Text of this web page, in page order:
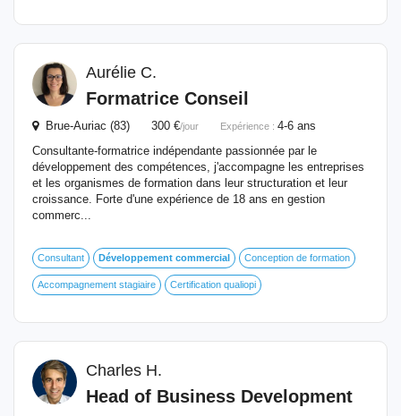
Aurélie C.
Formatrice Conseil
Brue-Auriac (83) 300 €/jour Expérience : 4-6 ans
Consultante-formatrice indépendante passionnée par le
développement des compétences, j'accompagne les entreprises
et les organismes de formation dans leur structuration et leur
croissance. Forte d'une expérience de 18 ans en gestion
commerc...
Consultant Développement commercial Conception de formation
Accompagnement stagiaire Certification qualiopi
Charles H.
Head of Business Development